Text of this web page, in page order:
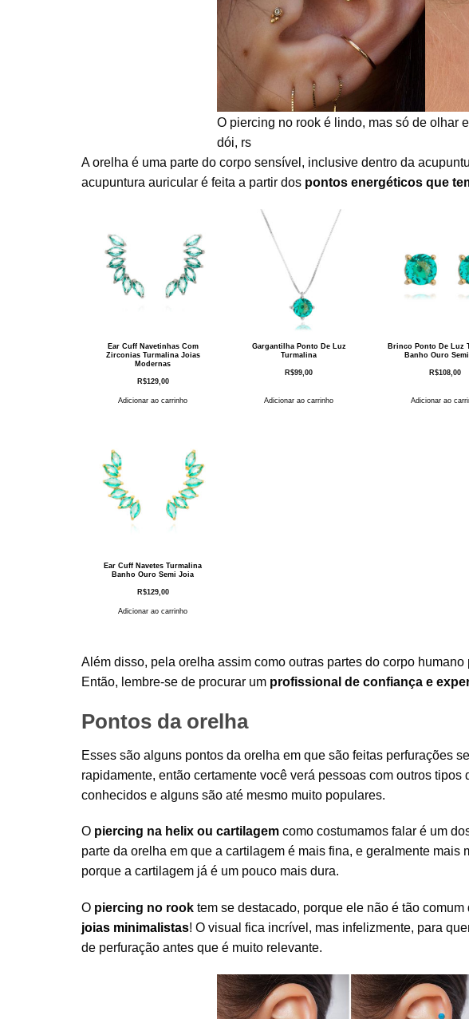
O piercing no rook é lindo, mas só de olhar
dói, rs
A orelha é uma parte do corpo sensível, inclusive dentro da
acupuntura auricular é feita a partir dos pontos energéticos que
Ear Cuff Navetinhas Com
Zirconias Turmalina Joias
Modernas
R$129,00
Adicionar ao carrinho
Gargantilha Ponto De Luz
Turmalina
R$99,00
Adicionar ao carrinho
Brinco Ponto De Luz
Banho Ouro
R$108,00
Adicionar ao
Ear Cuff Navetes Turmalina
Banho Ouro Semi Joia
R$129,00
Adicionar ao carrinho
Além disso, pela orelha assim como outras partes do corpo
Então, lembre-se de procurar um profissional de confiança e
Pontos da orelha
Esses são alguns pontos da orelha em que são feitas perfurações
rapidamente, então certamente você verá pessoas com outros
conhecidos e alguns são até mesmo muito populares.
O piercing na helix ou cartilagem como costumamos falar é um
parte da orelha em que a cartilagem é mais fina, e geralmente mais
porque a cartilagem já é um pouco mais dura.
O piercing no rook tem se destacado, porque ele não é tão
joias minimalistas! O visual fica incrível, mas infelizmente, para
de perfuração antes que é muito relevante.